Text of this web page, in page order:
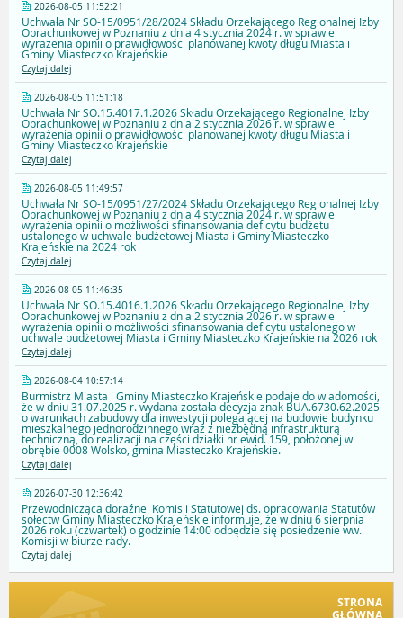
2026-08-05 11:52:21
Uchwała Nr SO-15/0951/28/2024 Składu Orzekającego Regionalnej Izby
Obrachunkowej w Poznaniu z dnia 4 stycznia 2024 r. w sprawie
wyrażenia opinii o prawidłowości planowanej kwoty długu Miasta i
Gminy Miasteczko Krajeńskie
Czytaj dalej
2026-08-05 11:51:18
Uchwała Nr SO.15.4017.1.2026 Składu Orzekającego Regionalnej Izby
Obrachunkowej w Poznaniu z dnia 2 stycznia 2026 r. w sprawie
wyrażenia opinii o prawidłowości planowanej kwoty długu Miasta i
Gminy Miasteczko Krajeńskie
Czytaj dalej
2026-08-05 11:49:57
Uchwała Nr SO-15/0951/27/2024 Składu Orzekającego Regionalnej Izby
Obrachunkowej w Poznaniu z dnia 4 stycznia 2024 r. w sprawie
wyrażenia opinii o możliwości sfinansowania deficytu budżetu
ustalonego w uchwale budżetowej Miasta i Gminy Miasteczko
Krajeńskie na 2024 rok
Czytaj dalej
2026-08-05 11:46:35
Uchwała Nr SO.15.4016.1.2026 Składu Orzekającego Regionalnej Izby
Obrachunkowej w Poznaniu z dnia 2 stycznia 2026 r. w sprawie
wyrażenia opinii o możliwości sfinansowania deficytu ustalonego w
uchwale budżetowej Miasta i Gminy Miasteczko Krajeńskie na 2026 rok
Czytaj dalej
2026-08-04 10:57:14
Burmistrz Miasta i Gminy Miasteczko Krajeńskie podaje do wiadomości,
że w dniu 31.07.2025 r. wydana została decyzja znak BUA.6730.62.2025
o warunkach zabudowy dla inwestycji polegającej na budowie budynku
mieszkalnego jednorodzinnego wraz z niezbędną infrastrukturą
techniczną, do realizacji na części działki nr ewid. 159, położonej w
obrębie 0008 Wolsko, gmina Miasteczko Krajeńskie.
Czytaj dalej
2026-07-30 12:36:42
Przewodnicząca doraźnej Komisji Statutowej ds. opracowania Statutów
sołectw Gminy Miasteczko Krajeńskie informuje, że w dniu 6 sierpnia
2026 roku (czwartek) o godzinie 14:00 odbędzie się posiedzenie ww.
Komisji w biurze rady.
Czytaj dalej
STRONA
GŁÓWNA